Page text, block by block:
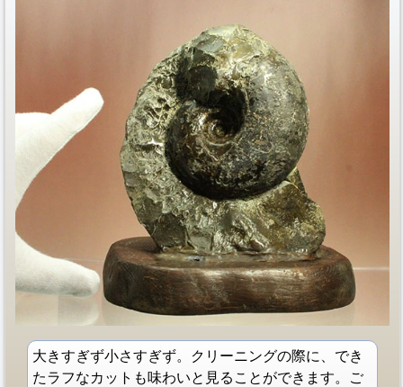
大きすぎず小さすぎず。クリーニングの際に、でき
たラフなカットも味わいと見ることができます。ご